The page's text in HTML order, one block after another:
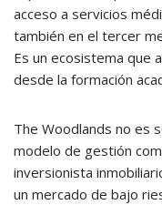
acceso a servicios
también en el tercer
Es un ecosistema que
desde la formación
The Woodlands no es
modelo de gestión
inversionista
un mercado de bajo